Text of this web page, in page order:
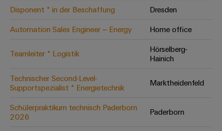
für
Energiewende
Windenergie
von
Windparks
Cabinet
Infrastructure
Bestückte
Klemmenleisten
Disponent * in der Beschaffung
Dresden
Automation Sales Engineer – Energy
Home office
Teamleiter * Logistik
Hörselberg-
Hainich
Technischer Second-Level-
Supportspezialist * Energietechnik
Marktheidenfeld
Schülerpraktikum technisch Paderborn
2026
Paderborn